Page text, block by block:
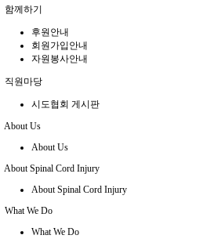
함께하기
후원안내
회원가입안내
자원봉사안내
직원마당
시도협회 게시판
About Us
About Us
About Spinal Cord Injury
About Spinal Cord Injury
What We Do
What We Do